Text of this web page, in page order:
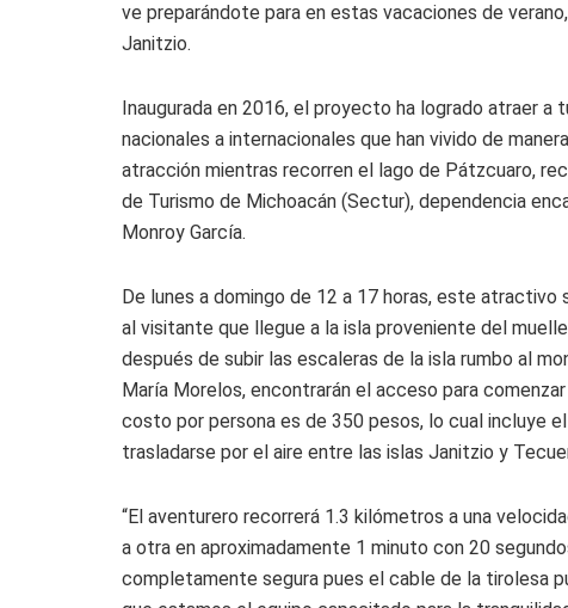
ve preparándote para en estas vacaciones de
Janitzio.
Inaugurada en 2016, el proyecto ha logrado atraer a
nacionales a internacionales que han vivido de
atracción mientras recorren el lago de Pátzcuaro,
de Turismo de Michoacán (Sectur), dependencia
Monroy García.
De lunes a domingo de 12 a 17 horas, este atractivo
al visitante que llegue a la isla proveniente del
después de subir las escaleras de la isla rumbo al
María Morelos, encontrarán el acceso para
costo por persona es de 350 pesos, lo cual incluye
trasladarse por el aire entre las islas Janitzio y
“El aventurero recorrerá 1.3 kilómetros a una
a otra en aproximadamente 1 minuto con 20
completamente segura pues el cable de la tirolesa